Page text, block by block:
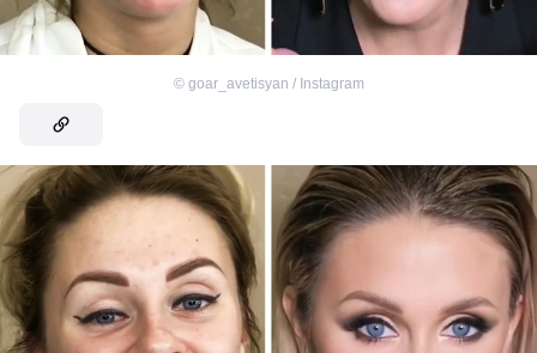
© goar_avetisyan / Instagram